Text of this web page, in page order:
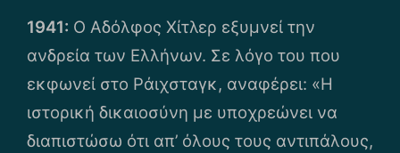
1941: Ο Αδόλφος Χίτλερ εξυμνεί την
ανδρεία των Ελλήνων. Σε λόγο του που
εκφωνεί στο Ράιχσταγκ, αναφέρει: «Η
ιστορική δικαιοσύνη με υποχρεώνει να
διαπιστώσω ότι απ’ όλους τους αντιπάλους,